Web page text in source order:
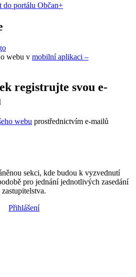
do portálu Občan+
webu v mobilní aplikaci –
registrujte svou e-
webu prostřednictvím e-mailů
sekci, kde budou k vyzvednutí
pro jednání jednotlivých zasedání
zastupitelstva.
Přihlášení